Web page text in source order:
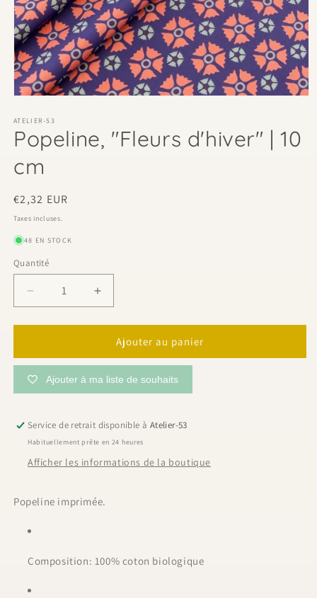
média
1
dans
fenêtre
modale
ATELIER-53
Popeline, "Fleurs d'hiver" | 10
cm
Prix
habituel
€2,32 EUR
Taxes incluses.
48 EN STOCK
Quantité
Quantité
Réduire
la
quantité
Popeline,
d&#39;hiver&quot;
cm
Augmenter
la
quantité
Popeline,
d&#39;hiver&quot;
cm
Ajouter au panier
Ajouter à ma liste de souhaits
Service de retrait disponible à Atelier-53
Habituellement prête en 24 heures
Afficher les informations de la boutique
Popeline imprimée.
Composition: 100% coton biologique